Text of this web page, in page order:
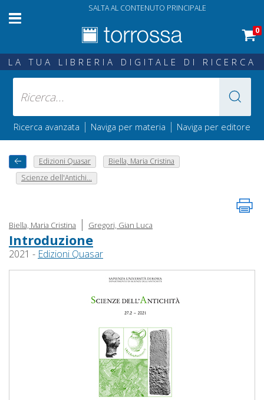
SALTA AL CONTENUTO PRINCIPALE
0
LA TUA LIBRERIA DIGITALE DI RICERCA
Ricerca avanzata | Naviga per materia | Naviga per editore
Edizioni Quasar
Biella, Maria Cristina
Scienze dell'Antichi...
Biella, Maria Cristina | Gregori, Gian Luca
Introduzione
2021 - Edizioni Quasar